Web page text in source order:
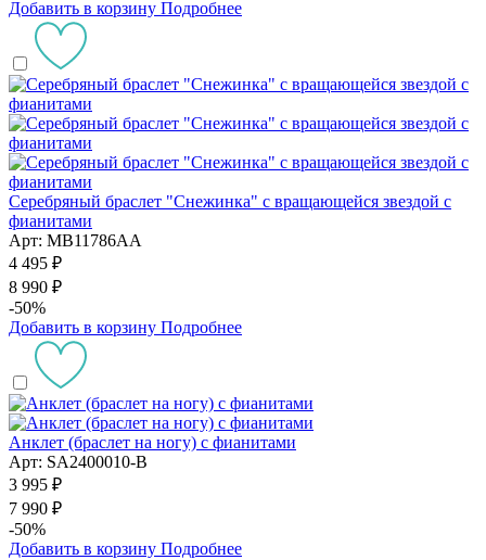
Добавить в корзину Подробнее
Серебряный браслет "Снежинка" с вращающейся звездой с
фианитами
Арт: MB11786AA
4 495 ₽
8 990 ₽
-50%
Добавить в корзину Подробнее
Анклет (браслет на ногу) с фианитами
Арт: SA2400010-B
3 995 ₽
7 990 ₽
-50%
Добавить в корзину Подробнее